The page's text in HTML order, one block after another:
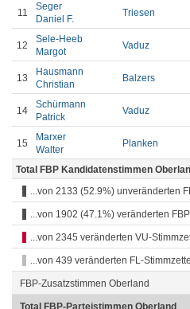
11
Seger
Daniel F.
Triesen
12
Sele-Heeb
Margot
Vaduz
13
Hausmann
Christian
Balzers
14
Schürmann
Patrick
Vaduz
15
Marxer
Walter
Planken
Total FBP Kandidatenstimmen
...von 2133 (52.9%) unveränderten
...von 1902 (47.1%) veränderten
...von 2345 veränderten VU-
...von 439 veränderten FL-
FBP-Zusatzstimmen Oberland